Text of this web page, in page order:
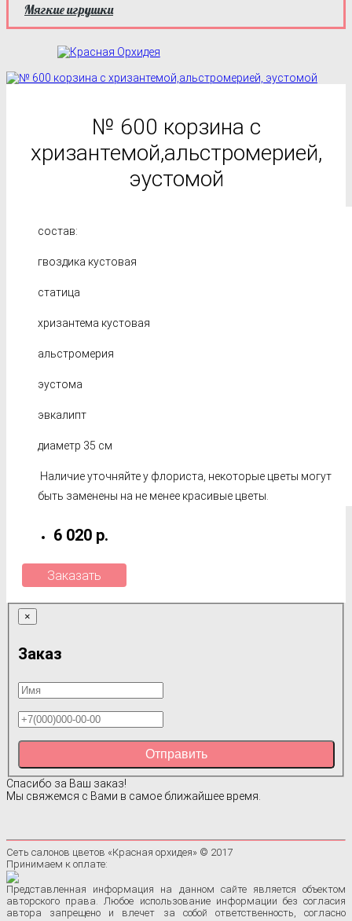
Мягкие игрушки
№ 600 корзина с
хризантемой,альстромерией,
эустомой
состав:
гвоздика кустовая
статица
хризантема кустовая
альстромерия
эустома
эвкалипт
диаметр 35 см
Наличие уточняйте у флориста, некоторые цветы могут
быть заменены на не менее красивые цветы.
6 020 р.
Заказать
×
Заказ
Отправить
Спасибо за Ваш заказ!
Мы свяжемся с Вами в самое ближайшее время.
Сеть салонов цветов «Красная орхидея» © 2017
Принимаем к оплате:
Представленная информация на данном сайте является объектом
авторского права. Любое использование информации без согласия
автора запрещено и влечет за собой ответственность, согласно